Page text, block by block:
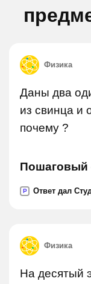
Физика
Даны два
из свинца и
почему ?
Пошаговый
P Ответ дал
Физика
На десятый